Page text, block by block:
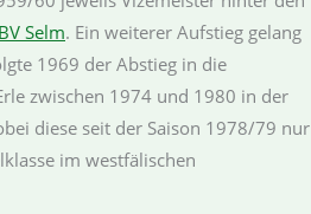
BV Selm. Ein weiterer Aufstieg gelang
1969 der Abstieg in die
zwischen 1974 und 1980 in der
diese seit der Saison 1978/79 nur
im westfälischen